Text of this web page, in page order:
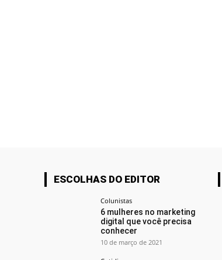
ESCOLHAS DO EDITOR
Colunistas
6 mulheres no marketing
digital que você precisa
conhecer
10 de março de 2021